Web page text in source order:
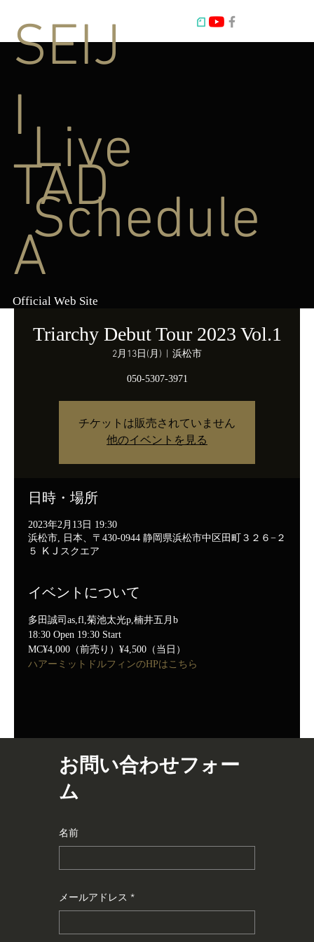
Triarchy Debut Tour 2023 Vol.1
2月13日(月) 浜松市
050-5307-3971
チケットは販売されていません
他のイベントを見る
日時・場所
2023年2月13日 19:30
浜松市, 日本、〒430-0944 静岡県浜松市中区田町３２６−２
５ ＫＪスクエア
イベントについて
多田誠司as,fl,菊池太光p,楠井五月b
18:30 Open 19:30 Start
MC¥4,000（前売り）¥4,500（当日）
ハアーミットドルフィンのHPはこちら
Live
Schedule
SEIJ
I
TAD
A
Official Web Site
お問い合わせフォー
ム
名前
メールアドレス